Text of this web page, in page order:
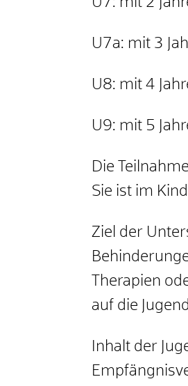
U7a: mit 3
U8: mit 4
U9: mit 5
Die
Sie ist im
Ziel der
Therapien
auf die
Inhalt der